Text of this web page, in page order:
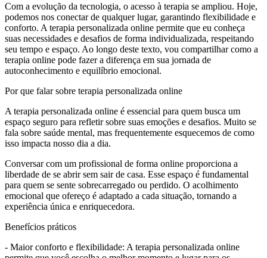
Com a evolução da tecnologia, o acesso à terapia se ampliou. Hoje,
podemos nos conectar de qualquer lugar, garantindo flexibilidade e
conforto. A terapia personalizada online permite que eu conheça
suas necessidades e desafios de forma individualizada, respeitando
seu tempo e espaço. Ao longo deste texto, vou compartilhar como a
terapia online pode fazer a diferença em sua jornada de
autoconhecimento e equilíbrio emocional.
Por que falar sobre terapia personalizada online
A terapia personalizada online é essencial para quem busca um
espaço seguro para refletir sobre suas emoções e desafios. Muito se
fala sobre saúde mental, mas frequentemente esquecemos de como
isso impacta nosso dia a dia.
Conversar com um profissional de forma online proporciona a
liberdade de se abrir sem sair de casa. Esse espaço é fundamental
para quem se sente sobrecarregado ou perdido. O acolhimento
emocional que ofereço é adaptado a cada situação, tornando a
experiência única e enriquecedora.
Benefícios práticos
- Maior conforto e flexibilidade: A terapia personalizada online